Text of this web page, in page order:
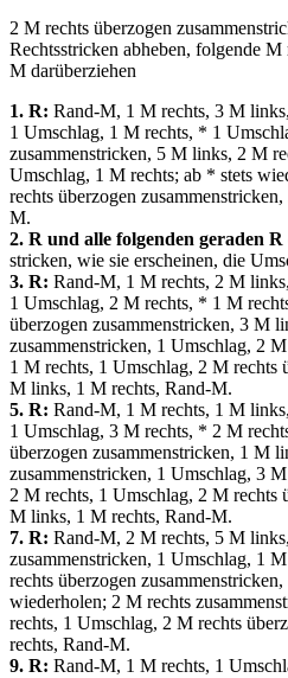
2 M rechts überzogen
Rechtsstricken abheben, folgende
M darüberziehen
1. R: Rand-M, 1 M rechts, 3 M
1 Umschlag, 1 M rechts, * 1
zusammenstricken, 5 M links, 2 M
Umschlag, 1 M rechts; ab * stets
rechts überzogen
M.
2. R und alle folgenden geraden
stricken, wie sie erscheinen, die
3. R: Rand-M, 1 M rechts, 2 M
1 Umschlag, 2 M rechts, * 1 M
überzogen zusammenstricken, 3 M
zusammenstricken, 1 Umschlag, 2
1 M rechts, 1 Umschlag, 2 M rechts
M links, 1 M rechts, Rand-M.
5. R: Rand-M, 1 M rechts, 1 M
1 Umschlag, 3 M rechts, * 2 M
überzogen zusammenstricken, 1 M
zusammenstricken, 1 Umschlag, 3
2 M rechts, 1 Umschlag, 2 M rechts
M links, 1 M rechts, Rand-M.
7. R: Rand-M, 2 M rechts, 5 M
zusammenstricken, 1 Umschlag, 1
rechts überzogen
wiederholen; 2 M rechts
rechts, 1 Umschlag, 2 M rechts
rechts, Rand-M.
9. R: Rand-M, 1 M rechts, 1